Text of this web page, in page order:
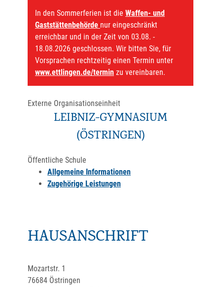
In den Sommerferien ist die Waffen- und
Gaststättenbehörde nur eingeschränkt
erreichbar und in der Zeit von 03.08. -
18.08.2026 geschlossen. Wir bitten Sie, für
Vorsprachen rechtzeitig einen Termin unter
www.ettlingen.de/termin zu vereinbaren.
Externe Organisationseinheit
LEIBNIZ-GYMNASIUM
(ÖSTRINGEN)
Öffentliche Schule
Allgemeine Informationen
Zugehörige Leistungen
HAUSANSCHRIFT
Mozartstr. 1
76684 Östringen